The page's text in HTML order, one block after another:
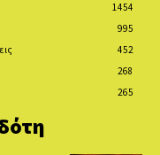
1454
995
452
268
265